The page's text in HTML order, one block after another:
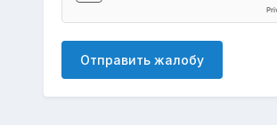
Отправить жалобу